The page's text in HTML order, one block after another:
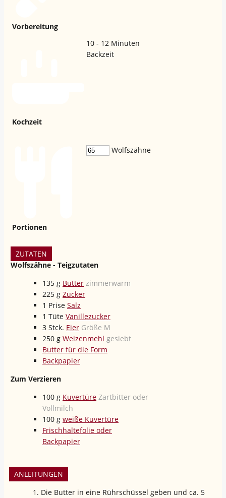
Vorbereitung
Kochzeit
10 - 12 Minuten
Backzeit
Portionen
Wolfszähne
ZUTATEN
Wolfszähne - Teigzutaten
135 g Butter zimmerwarm
225 g Zucker
1 Prise Salz
1 Tüte Vanillezucker
3 Stck. Eier Größe M
250 g Weizenmehl gesiebt
Butter für die Form
Backpapier
Zum Verzieren
100 g Kuvertüre Zartbitter oder
Vollmilch
100 g weiße Kuvertüre
Frischhaltefolie oder
Backpapier
ANLEITUNGEN
Die Butter in eine Rührschüssel geben und ca. 5